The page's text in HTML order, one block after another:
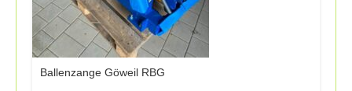
Ballenzange Göweil RBG